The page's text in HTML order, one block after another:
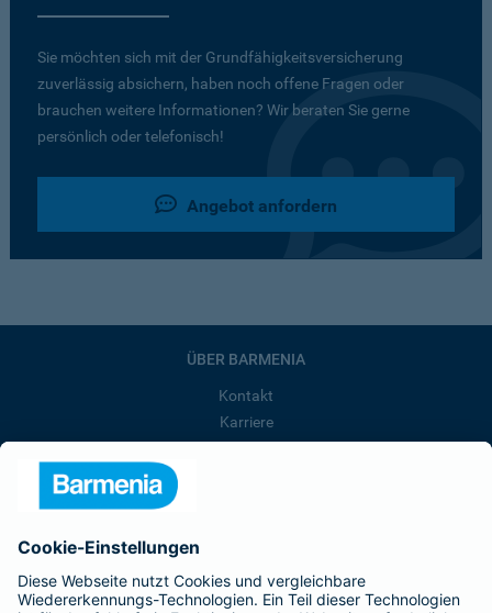
Sie möchten sich mit der Grundfähigkeits­versicherung
zuverlässig absichern, haben noch offene Fragen oder
brauchen weitere Informationen? Wir beraten Sie gerne
persönlich oder telefonisch!
Angebot anfordern
ÜBER BARMENIA
Kontakt
Karriere
Barmenia ist Teil der BarmeniaGothaer
BELIEBTE SEITEN